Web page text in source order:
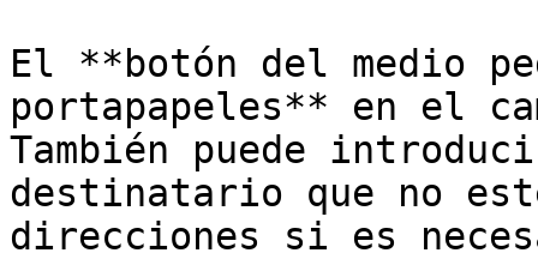
El **botón del medio
portapapeles** en el
También puede
destinatario que no
direcciones si es